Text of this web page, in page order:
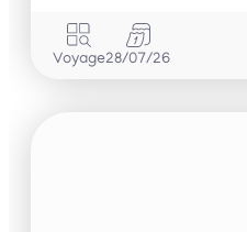
Voyage28/07/26